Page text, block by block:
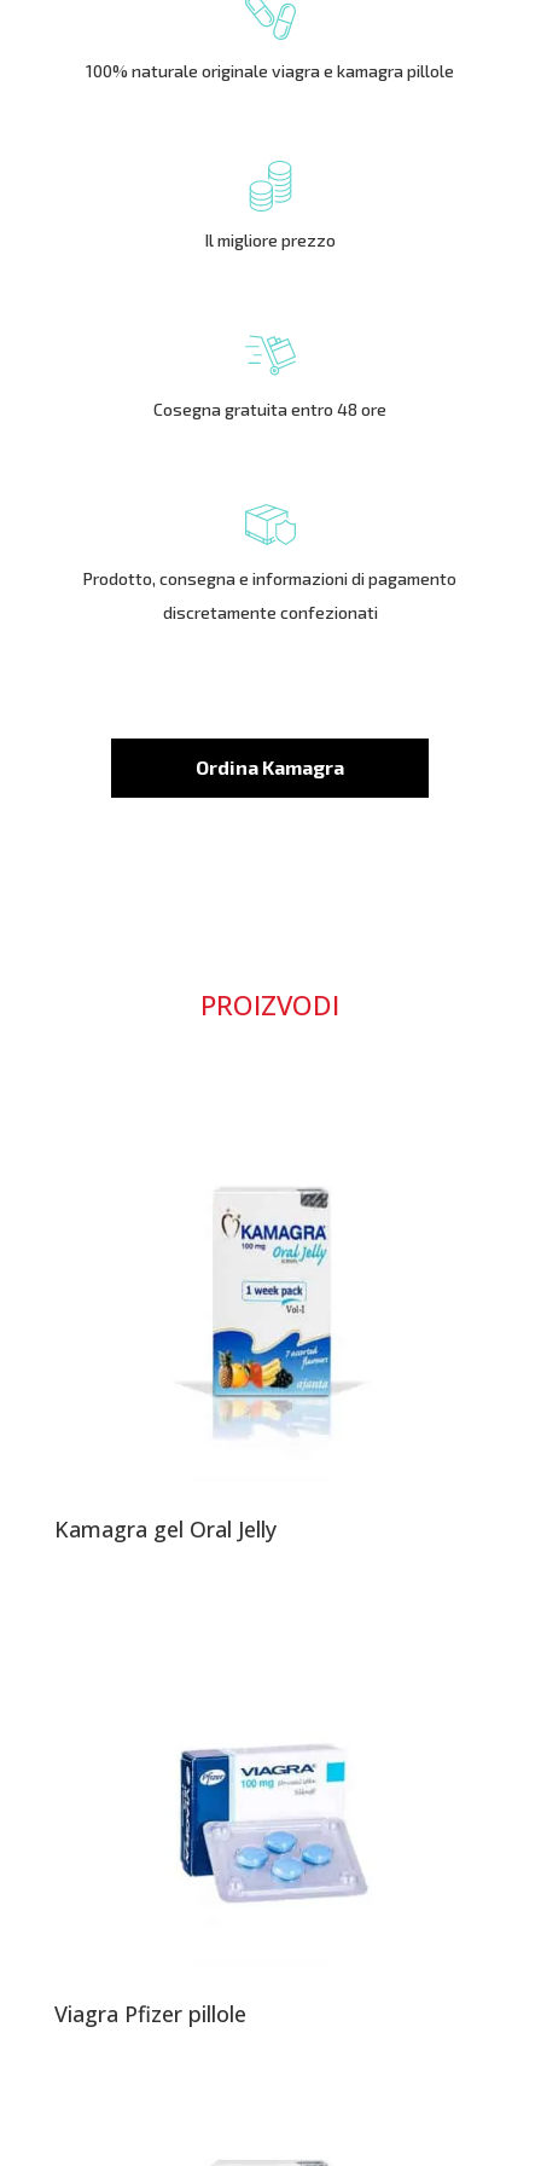
100% naturale originale viagra e kamagra pillole
Il migliore prezzo
Cosegna gratuita entro 48 ore
Prodotto, consegna e informazioni di pagamento
discretamente confezionati
Ordina Kamagra
PROIZVODI
Kamagra gel Oral Jelly
Viagra Pfizer pillole